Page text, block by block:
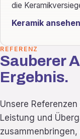
die
Keramik ansehen
REFERENZ
Sauberer
Ergebnis.
Unsere
Leistung und